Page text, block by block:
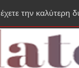
την